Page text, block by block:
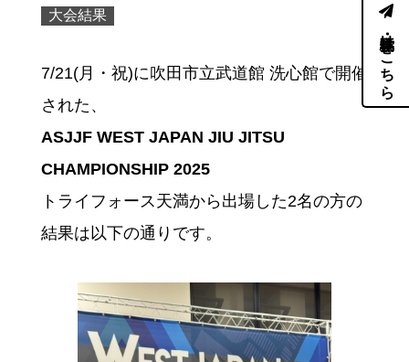
大会結果
7/21(月・祝)に吹田市立武道館 洗心館で開催
された、
ASJJF WEST JAPAN JIU JITSU
CHAMPIONSHIP 2025
トライフォース天満から出場した2名の方の
結果は以下の通りです。
体験・見学はこちら